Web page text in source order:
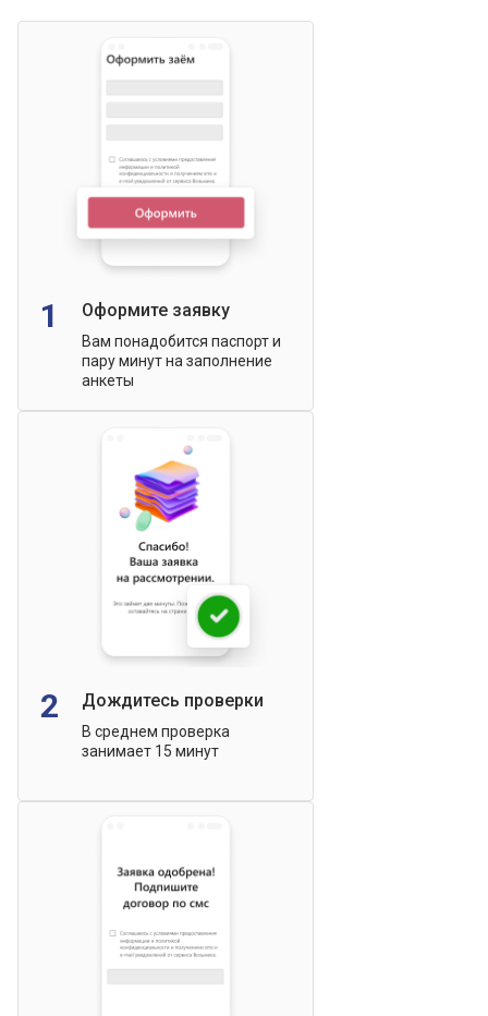
1 Оформите заявку
Вам понадобится паспорт и
пару минут на заполнение
анкеты
2 Дождитесь проверки
В среднем проверка
занимает 15 минут